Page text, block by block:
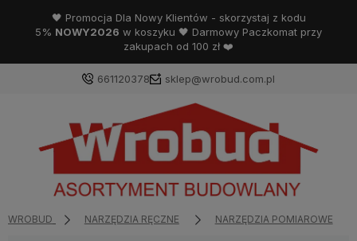
🖤 Promocja Dla Nowy Klientów - skorzystaj z kodu
5% NOWY2026 w koszyku 🖤 Darmowy Paczkomat przy
zakupach od 100 zł ❤️
661120378 sklep@wrobud.com.pl
WROBUD NARZĘDZIA RĘCZNE NARZĘDZIA POMIAROWE